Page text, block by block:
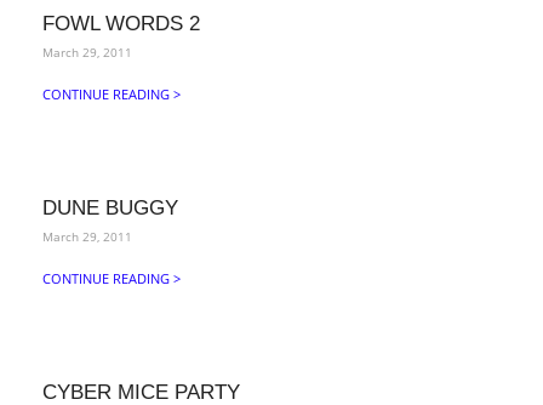
FOWL WORDS 2
March 29, 2011
CONTINUE READING >
DUNE BUGGY
March 29, 2011
CONTINUE READING >
CYBER MICE PARTY